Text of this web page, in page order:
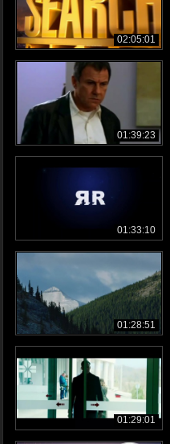
02:05:01
01:39:23
01:33:10
01:28:51
01:29:01